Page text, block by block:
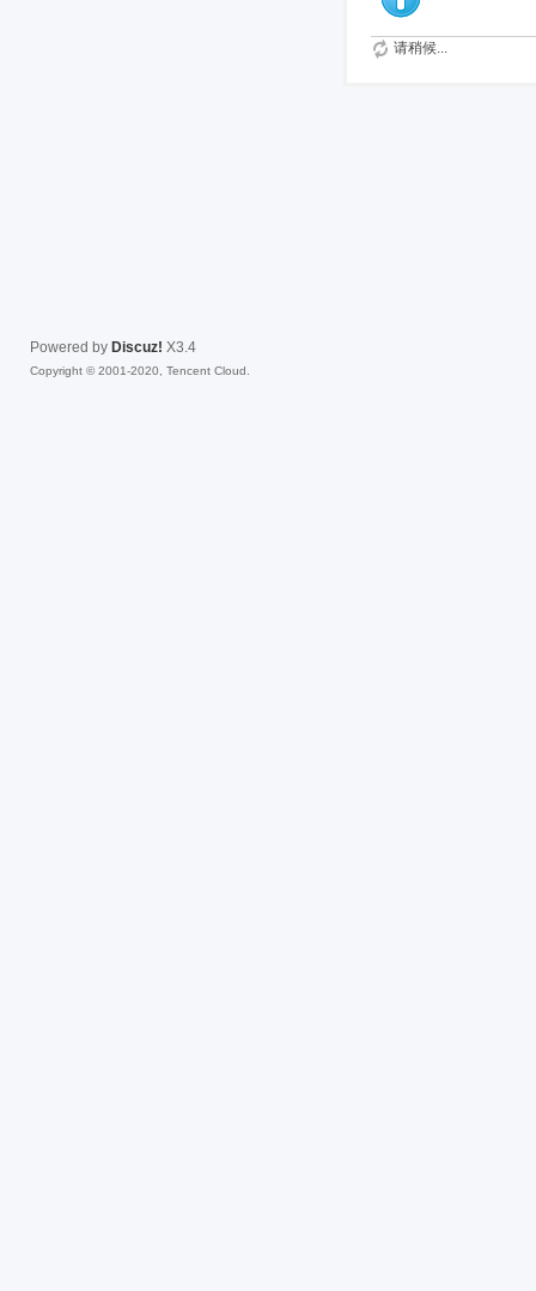
请稍候...
Powered by Discuz! X3.4
Copyright © 2001-2020, Tencent Cloud.